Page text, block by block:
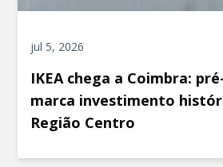
jul 5, 2026
IKEA chega a Coimbra:
marca investimento
Região Centro